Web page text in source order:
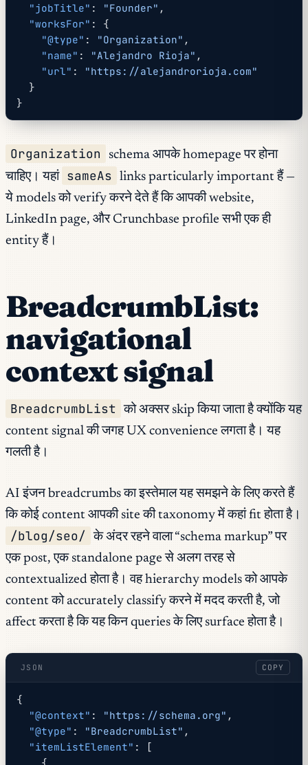
  "jobTitle"
: "Founder" ,
  "worksFor"
: {
    "@type"
: "Organization" ,
    "name"
: "Alejandro Rioja" ,
    "url"
: "https://alejandrorioja.com"
  }
}
Organization
schema आपके homepage पर होना
चाहिए। यहां sameAs
links particularly important हैं —
ये models को verify करने देते हैं कि आपकी website,
LinkedIn page, और Crunchbase profile सभी एक ही
entity हैं।
BreadcrumbList:
navigational
context signal
BreadcrumbList को अक्सर skip किया जाता है क्योंकि यह
content signal की जगह UX convenience लगता है। यह
गलती है।
AI इंजन breadcrumbs का इस्तेमाल यह समझने के लिए करते हैं
कि कोई content आपकी site की taxonomy में कहां fit होता है।
/blog/seo/
के अंदर रहने वाला “schema markup” पर
एक post, एक standalone page से अलग तरह से
contextualized होता है। वह hierarchy models को आपके
content को accurately classify करने में मदद करती है, जो
affect करता है कि यह किन queries के लिए surface होता है।
JSON COPY
{
  "@context"
: "https://schema.org" ,
  "@type"
: "BreadcrumbList" ,
  "itemListElement"
: [